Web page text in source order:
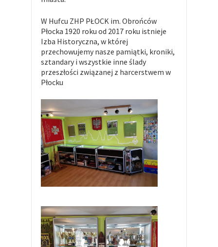
W Hufcu ZHP PŁOCK im. Obrońców
Płocka 1920 roku od 2017 roku istnieje
Izba Historyczna, w której
przechowujemy nasze pamiątki, kroniki,
sztandary i wszystkie inne ślady
przeszłości związanej z harcerstwem w
Płocku